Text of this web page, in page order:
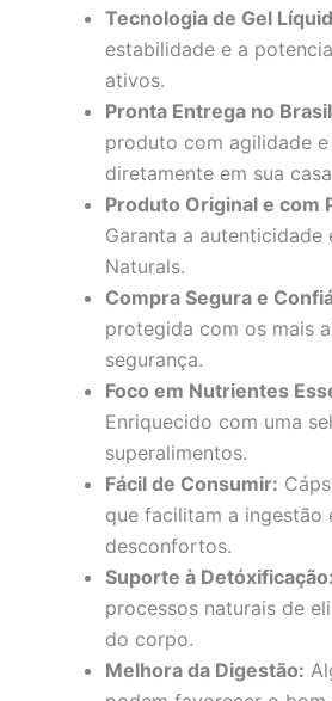
Tecnologia de Gel
estabilidade e a
ativos.
Pronta Entrega no
produto com agilidade e
diretamente em sua
Produto Original e com
Garanta a autenticidade
Naturals.
Compra Segura e
protegida com os mais
segurança.
Foco em Nutrientes
Enriquecido com uma
superalimentos.
Fácil de Consumir:
que facilitam a ingestão
desconfortos.
Suporte à Detóxificação:
processos naturais de
do corpo.
Melhora da Digestão: